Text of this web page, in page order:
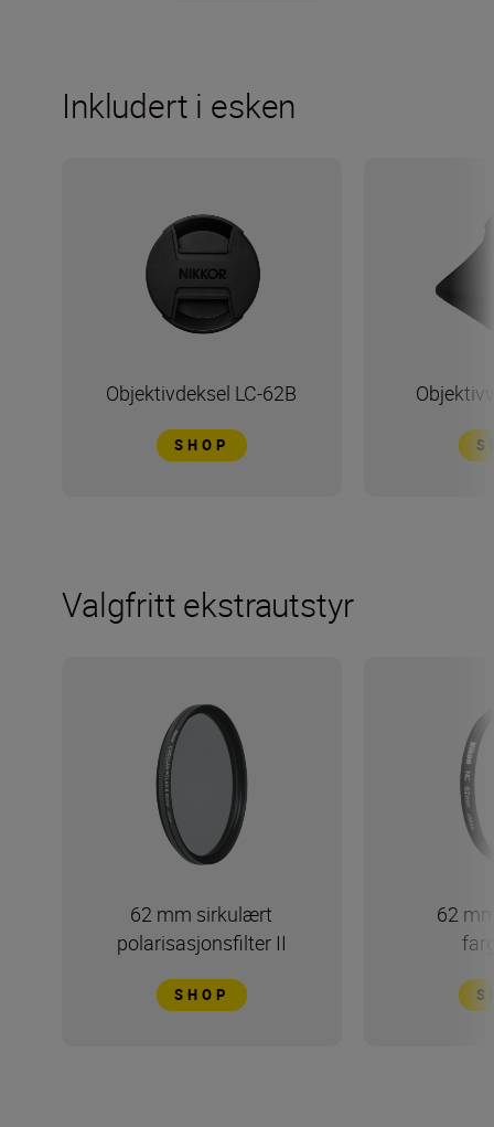
Inkludert i esken
Objektivdeksel LC-62B
SHOP
Valgfritt ekstrautstyr
62 mm sirkulært
polarisasjonsfilter II
SHOP
62